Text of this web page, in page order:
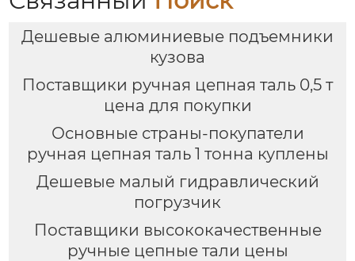
Дешевые алюминиевые подъемники
кузова
Поставщики ручная цепная таль 0,5 т
цена для покупки
Основные страны-покупатели
ручная цепная таль 1 тонна куплены
Дешевые малый гидравлический
погрузчик
Поставщики высококачественные
ручные цепные тали цены